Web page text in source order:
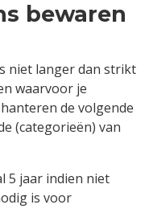
bewaren
niet langer dan strikt
waarvoor je
de volgende
(categorieën) van
5 jaar indien niet
is voor